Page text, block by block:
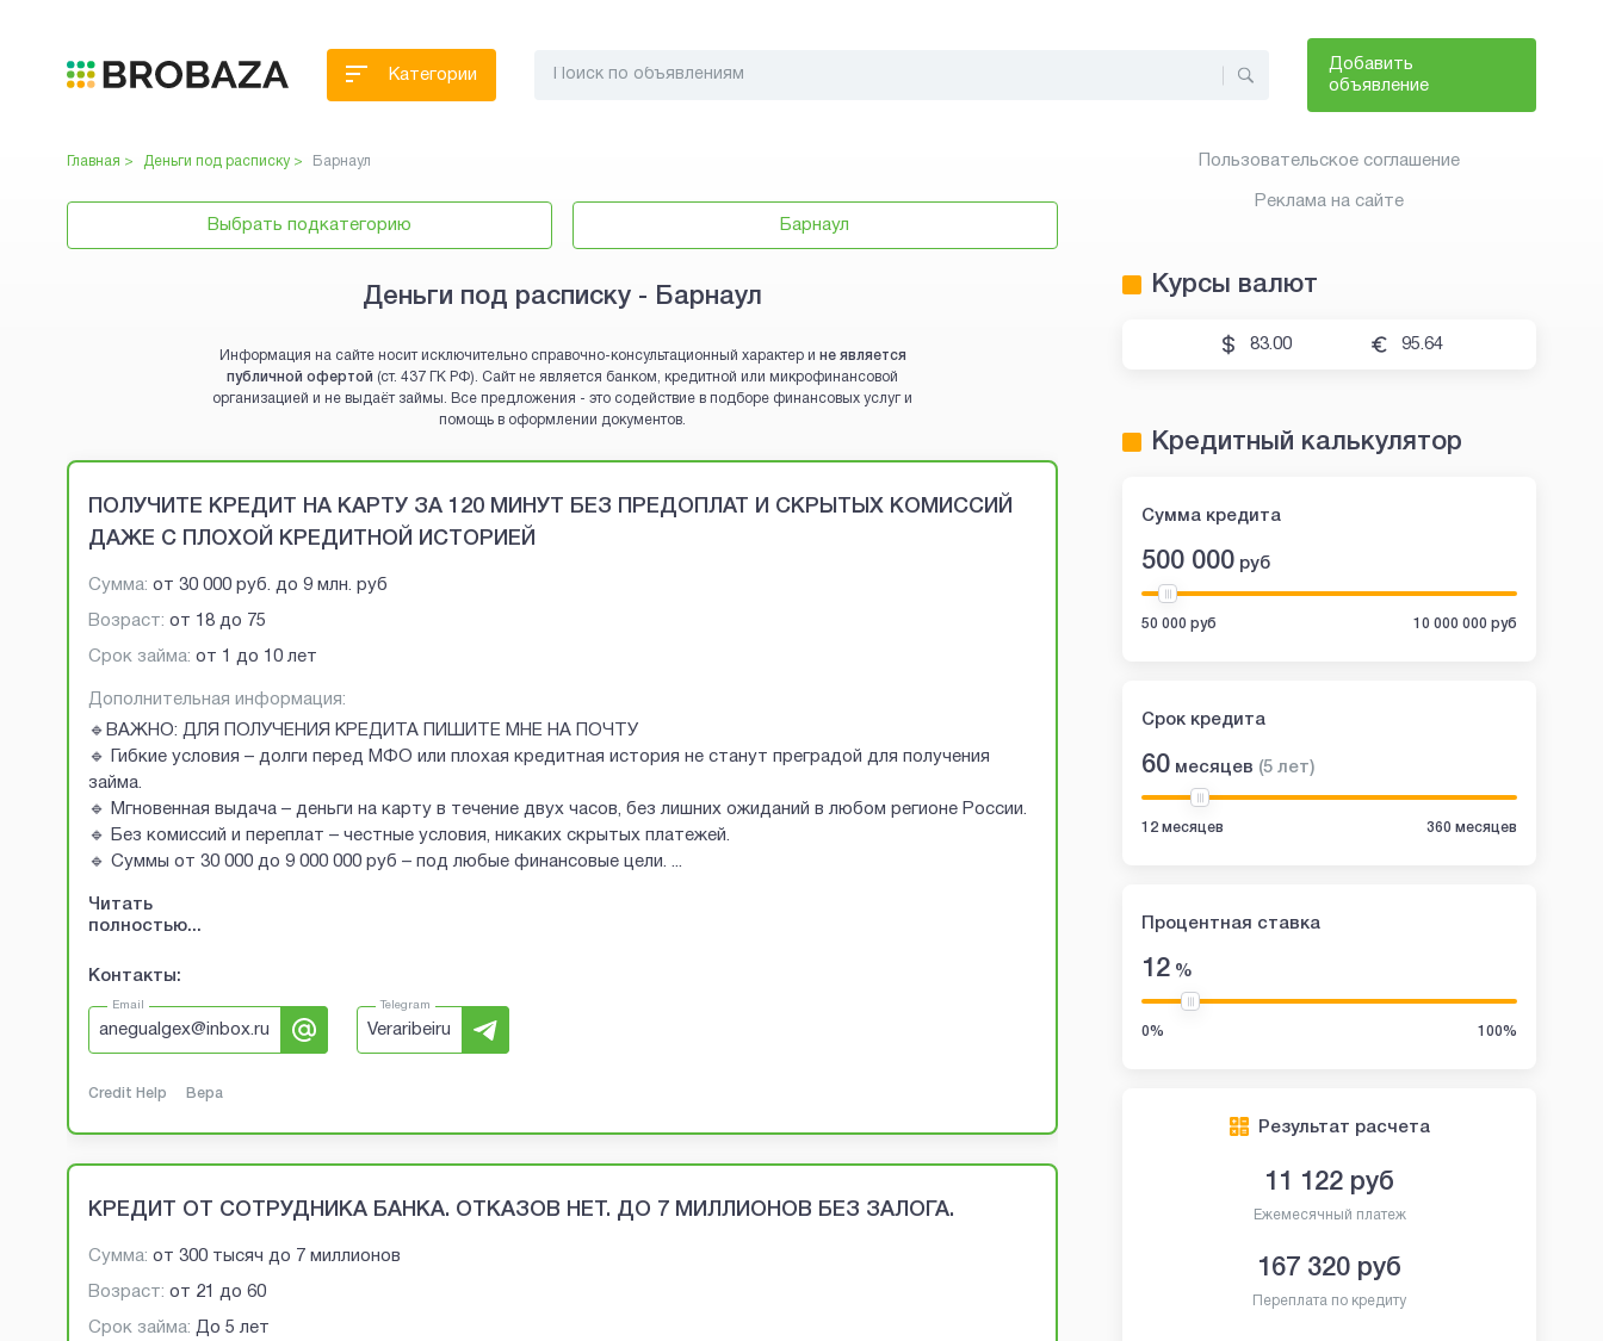
Добавить
объявление
Категории
Главная > Деньги под расписку > Барнаул
Выбрать подкатегорию Барнаул
Деньги под расписку - Барнаул
Информация на сайте носит исключительно справочно-консультационный характер и не является
публичной офертой (ст. 437 ГК РФ). Сайт не является банком, кредитной или микрофинансовой
организацией и не выдаёт займы. Все предложения - это содействие в подборе финансовых услуг и
помощь в оформлении документов.
Brobaza - VIP-объявления
ПОЛУЧИТЕ КРЕДИТ НА КАРТУ ЗА 120 МИНУТ БЕЗ ПРЕДОПЛАТ И СКРЫТЫХ КОМИССИЙ
ДАЖЕ С ПЛОХОЙ КРЕДИТНОЙ ИСТОРИЕЙ
Сумма: от 30 000 руб. до 9 млн. руб
Возраст: от 18 до 75
Срок займа: от 1 до 10 лет
Дополнительная информация:
🔹ВАЖНО: ДЛЯ ПОЛУЧЕНИЯ КРЕДИТА ПИШИТЕ МНЕ НА ПОЧТУ
🔹 Гибкие условия – долги перед МФО или плохая кредитная история не станут преградой для получения
займа.
🔹 Мгновенная выдача – деньги на карту в течение двух часов, без лишних ожиданий в любом регионе России.
🔹 Без комиссий и переплат – честные условия, никаких скрытых платежей.
🔹 Суммы от 30 000 до 9 000 000 руб – под любые финансовые цели. ...
Читать
полностью...
Контакты:
Email
anegualgex@inbox.ru
Telegram
Veraribeiru
Credit Help Вера
КРЕДИТ ОТ СОТРУДНИКА БАНКА. ОТКАЗОВ НЕТ. ДО 7 МИЛЛИОНОВ БЕЗ ЗАЛОГА.
Сумма: от 300 тысяч до 7 миллионов
Возраст: от 21 до 60
Срок займа: До 5 лет
Пользовательское соглашение
Реклама на сайте
Курсы валют
83.00 95.64
Кредитный калькулятор
Сумма кредита
500 000 руб
50 000 руб 10 000 000 руб
Срок кредита
60 месяцев (5 лет)
12 месяцев 360 месяцев
Процентная ставка
12 %
0% 100%
Результат расчета
11 122 руб
Ежемесячный платеж
167 320 руб
Переплата по кредиту